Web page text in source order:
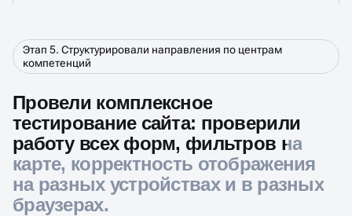
Этап 5. Структурировали направления по центрам
компетенций
Провели комплексное
тестирование сайта: проверили
работу всех форм, фильтров на
карте, корректность отображения
на разных устройствах и в разных
браузерах.